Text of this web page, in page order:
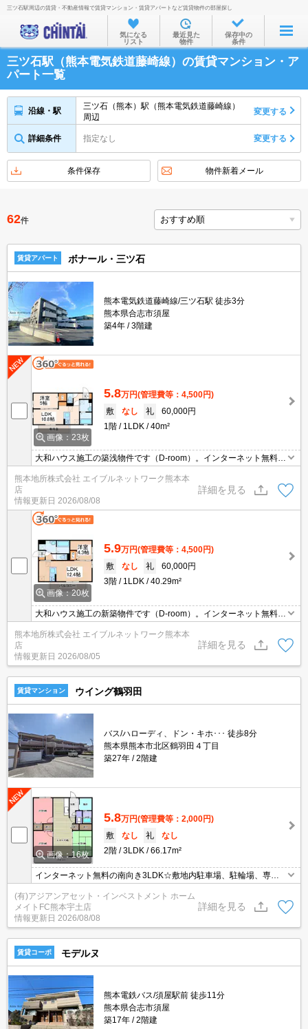
お部屋を探す
沿線・駅から
住所から
家賃相場から
不動産会社から
三ツ石駅周辺の賃貸・不動産情報で賃貸マンション・賃貸アパートなど賃貸物件の部屋探し
気になる
リスト
最近見た
物件
保存中の
条件
三ツ石駅（熊本電気鉄道藤崎線）の賃貸マンション・ア
パート一覧
沿線・駅
三ツ石（熊本）駅（熊本電気鉄道藤崎線）
周辺
変更する
詳細条件 指定なし 変更する
条件保存 物件新着メール
62件
賃貸アパート ボナール・三ツ石
熊本電気鉄道藤崎線/三ツ石駅 徒歩3分
熊本県合志市須屋
築4年
3階建
画像：23枚
5.8万円(管理費等：4,500円)
敷
なし 礼
60,000円
1階
1LDK 40m²
大和ハウス施工の築浅物件です（D-room）。インターネット無料。
可能です。オートロック・ALSOKで防犯面も安心です。宅配ボック
熊本地所株式会社 エイブルネットワーク熊本本
店
情報更新日 2026/08/08
詳細を見る
画像：20枚
5.9万円(管理費等：4,500円)
敷
なし 礼
60,000円
3階
1LDK 40.29m²
大和ハウス施工の新築物件です（D-room）。インターネット無料。
エアコン1台つき。面倒な工事などは不要！入居してすぐにご利用
可能です。オートロック・ALSOKで防犯面も安心です。宅配ボック
熊本地所株式会社 エイブルネットワーク熊本本
店
情報更新日 2026/08/05
詳細を見る
賃貸マンション ウイング鶴羽田
バス/ハローディ、ドン・キホ･･･ 徒歩8分
熊本県熊本市北区鶴羽田４丁目
築27年
2階建
画像：16枚
5.8万円(管理費等：2,000円)
敷
なし 礼
なし
2階
3LDK 66.17m²
インターネット無料の南向き3LDK☆敷地内駐車場、駐輪場、専用
ゴミ置き場といった共用設備も充実♪バス停まで徒歩8分で通勤・通
学にも便利です♪
(有)アジアンアセット・インベストメント ホーム
メイトFC熊本宇土店
情報更新日 2026/08/08
詳細を見る
賃貸コーポ モデルヌ
熊本電鉄バス/須屋駅前 徒歩11分
熊本県合志市須屋
築17年
2階建